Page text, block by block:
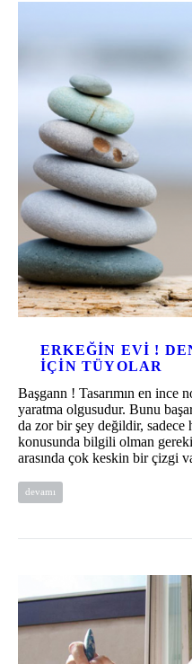
ERKEĞIN EVI !
IÇIN TÜYOLAR
Başgann ! Tasarımın en ince
yaratma olgusudur. Bunu
da zor bir şey değildir,
konusunda bilgili olman
arasında çok keskin bir çizgi
devamı